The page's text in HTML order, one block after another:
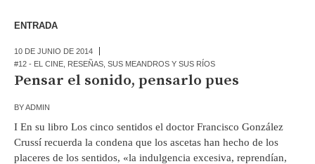
ENTRADA
10 DE JUNIO DE 2014
#12 - EL CINE RESEÑAS SUS MEANDROS Y SUS RÍOS
Pensar el sonido, pensarlo pues
BYADMIN
I En su libro Los cinco sentidos el doctor Francisco González
Crussí recuerda la condena que los ascetas han hecho de los
placeres de los sentidos, «la indulgencia excesiva, reprendían,